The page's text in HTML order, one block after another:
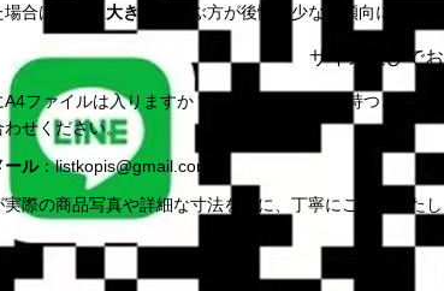
合は、
少し大きめ を選ぶ方が後悔が少ない傾向にありま
サイズ選びで
A4ファイルは入りますか？」「165cmの私が持つとど
わせください。
ール：listkopis@gmail.com
実際の商品写真や詳細な寸法を基に、丁寧にご案内いたし